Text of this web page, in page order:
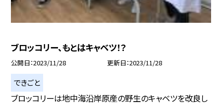
ブロッコリー、もとはキャベツ！？
公開日 2023/11/28 更新日 2023/11/28
できごと
ブロッコリーは地中海沿岸原産の野生のキャベツを改良し